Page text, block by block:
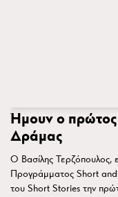
Ήμουν ο πρώτος
Δράμας
Ο Βασίλης Τερζόπουλος,
Προγράμματος Short and
του Short Stories την